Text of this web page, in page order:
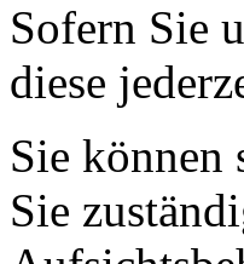
Sofern Sie
diese
Sie können
Sie